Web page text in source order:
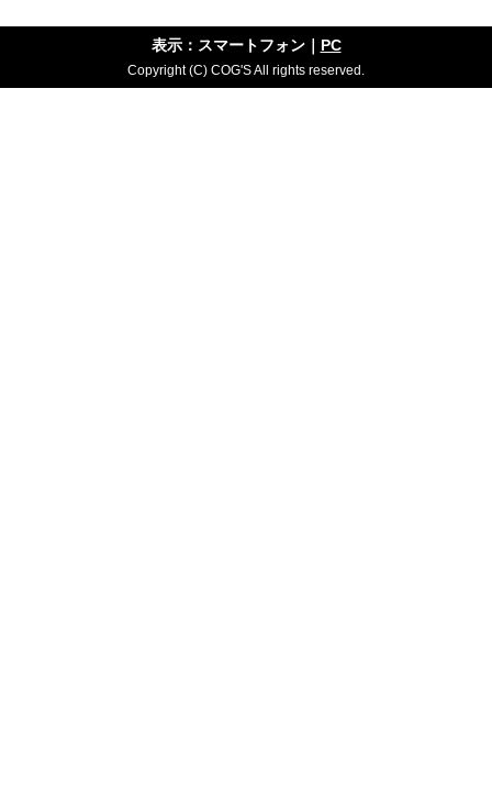
表示：スマートフォン｜ PC
Copyright (C) COG'S All rights reserved.